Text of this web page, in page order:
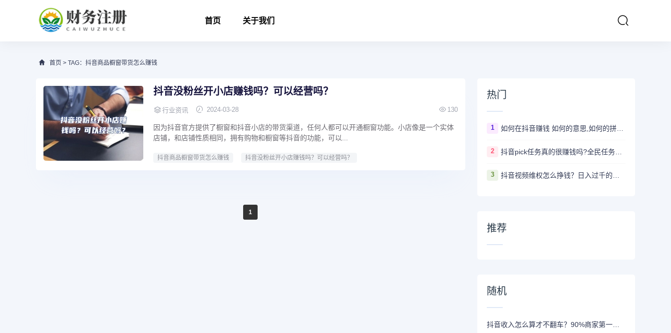
首页 关于我们
首页 > TAG：抖音商品橱窗带货怎么赚钱
抖音没粉丝开小店赚钱吗？可以经营吗？
行业资讯 2024-03-28 130
因为抖音官方提供了橱窗和抖音小店的带货渠道，任何人都可以开通橱窗功能。小店像是一个实体
店铺，和店铺性质相同，拥有购物和橱窗等抖音的功能，可以...
抖音商品橱窗带货怎么赚钱 抖音没粉丝开小店赚钱吗？可以经营吗？
1
热门
1 如何在抖音赚钱 如何的意思,如何的拼音、近义词、造句 - 汉语查
2 抖音pick任务真的很赚钱吗?全民任务赚钱是真的假的
3
推荐
随机